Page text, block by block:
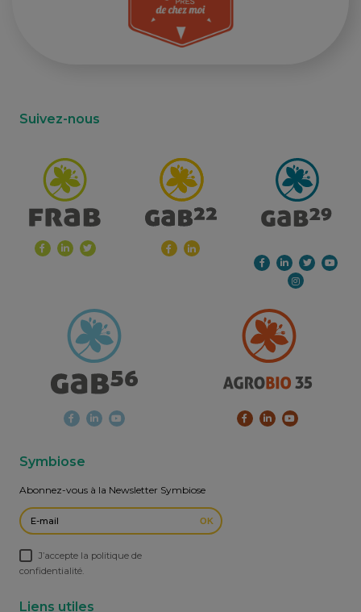
Suivez-nous
Symbiose
Abonnez-vous à la Newsletter Symbiose
J’accepte la politique de
confidentialité.
OK
Liens utiles